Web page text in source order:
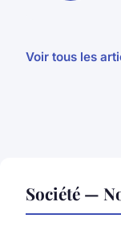
Voir tous les
Société —